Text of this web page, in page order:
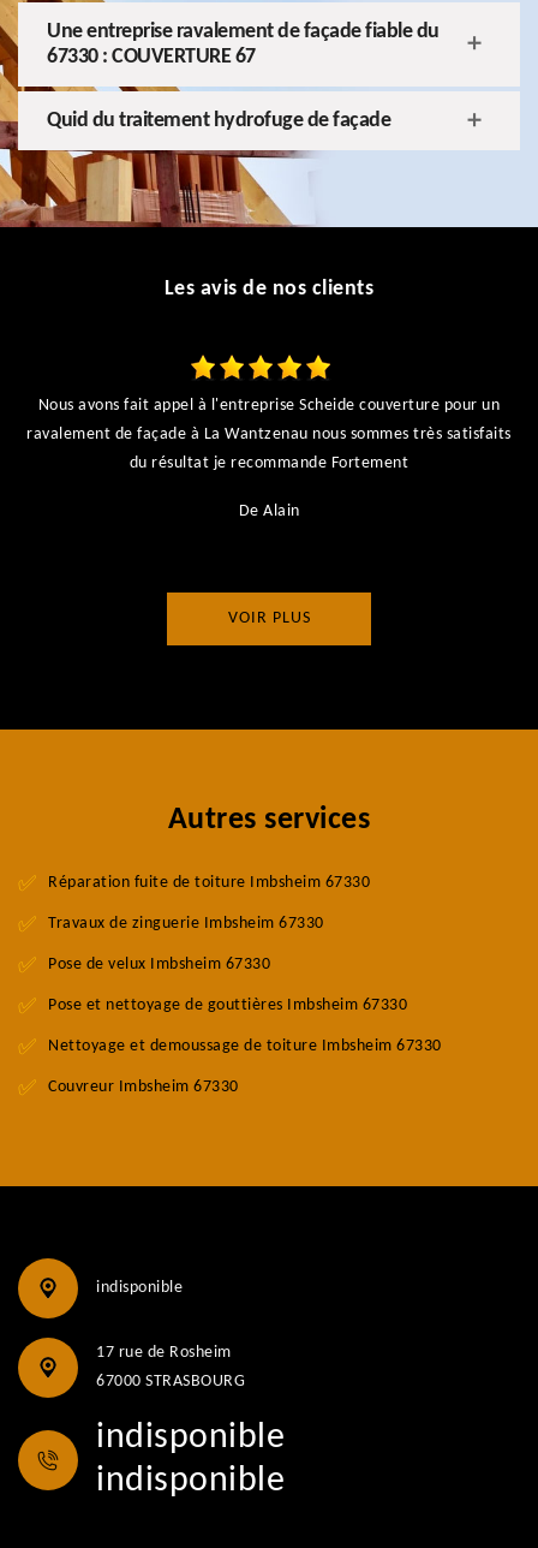
Une entreprise ravalement de façade fiable du
67330 : COUVERTURE 67
Quid du traitement hydrofuge de façade
Les avis de nos clients
Nous avons fait appel à l'entreprise Scheide couverture pour un
ravalement de façade à La Wantzenau nous sommes très satisfaits
du résultat je recommande Fortement
De Alain
VOIR PLUS
Autres services
Réparation fuite de toiture Imbsheim 67330
Travaux de zinguerie Imbsheim 67330
Pose de velux Imbsheim 67330
Pose et nettoyage de gouttières Imbsheim 67330
Nettoyage et demoussage de toiture Imbsheim 67330
Couvreur Imbsheim 67330
indisponible
17 rue de Rosheim
67000 STRASBOURG
indisponible
indisponible